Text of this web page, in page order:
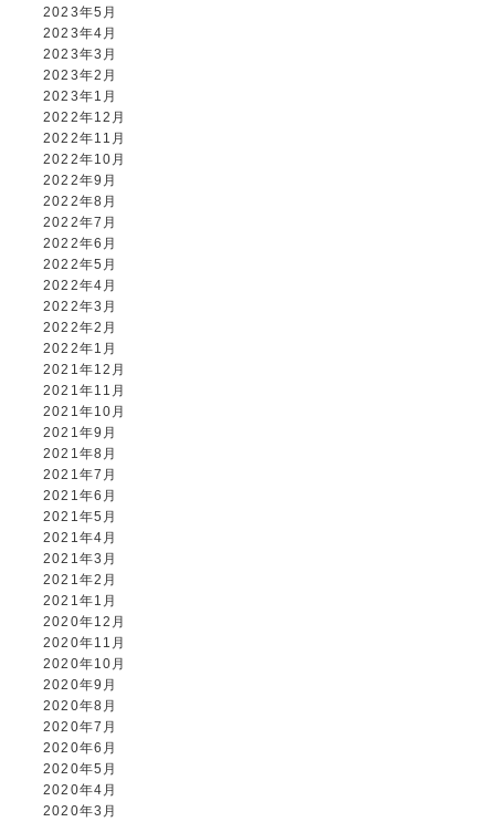
2023年5月
2023年4月
2023年3月
2023年2月
2023年1月
2022年12月
2022年11月
2022年10月
2022年9月
2022年8月
2022年7月
2022年6月
2022年5月
2022年4月
2022年3月
2022年2月
2022年1月
2021年12月
2021年11月
2021年10月
2021年9月
2021年8月
2021年7月
2021年6月
2021年5月
2021年4月
2021年3月
2021年2月
2021年1月
2020年12月
2020年11月
2020年10月
2020年9月
2020年8月
2020年7月
2020年6月
2020年5月
2020年4月
2020年3月